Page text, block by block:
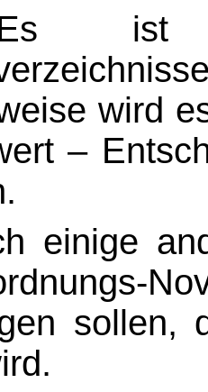
ist
wird
–
einige
sollen,